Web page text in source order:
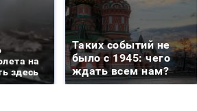
на
здесь
Таких событий не
было с 1945: чего
ждать всем нам?